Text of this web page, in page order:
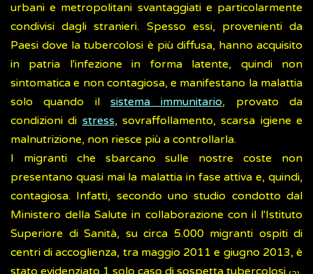
urbani e metropolitani svantaggiati e particolarmente
condivisi dagli stranieri. Spesso essi, provenienti da
Paesi dove la tubercolosi è più diffusa, hanno acquisito
in patria l'infezione in forma latente, quindi non
sintomatica e non contagiosa, e manifestano la malattia
solo quando il sistema immunitario, provato da
condizioni di stress, sovraffollamento, scarsa igiene e
malnutrizione, non riesce più a controllarla.
I migranti che sbarcano sulle nostre coste non
presentano quasi mai la malattia in fase attiva e, quindi,
contagiosa. Infatti, secondo uno studio condotto dal
Ministero della Salute in collaborazione con il l'Istituto
Superiore di Sanità, su circa 5.000 migranti ospiti di
centri di accoglienza, tra maggio 2011 e giugno 2013, è